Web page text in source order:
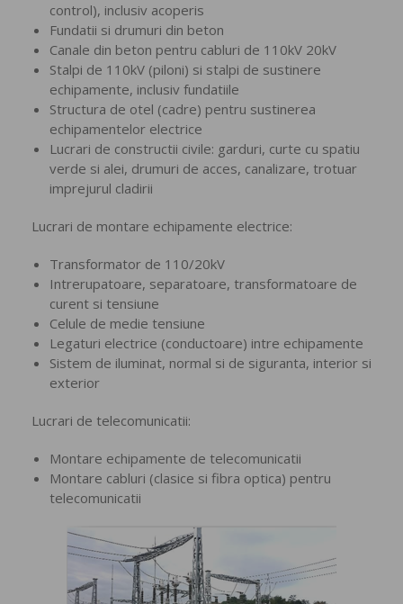
control), inclusiv acoperis
Fundatii si drumuri din beton
Canale din beton pentru cabluri de 110kV 20kV
Stalpi de 110kV (piloni) si stalpi de sustinere
echipamente, inclusiv fundatiile
Structura de otel (cadre) pentru sustinerea
echipamentelor electrice
Lucrari de constructii civile: garduri, curte cu spatiu
verde si alei, drumuri de acces, canalizare, trotuar
imprejurul cladirii
Lucrari de montare echipamente electrice:
Transformator de 110/20kV
Intrerupatoare, separatoare, transformatoare de
curent si tensiune
Celule de medie tensiune
Legaturi electrice (conductoare) intre echipamente
Sistem de iluminat, normal si de siguranta, interior si
exterior
Lucrari de telecomunicatii:
Montare echipamente de telecomunicatii
Montare cabluri (clasice si fibra optica) pentru
telecomunicatii